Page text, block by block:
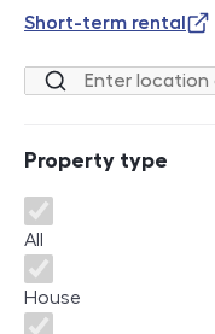
Short-term rental
Location or street
Property type
Property type
All
House